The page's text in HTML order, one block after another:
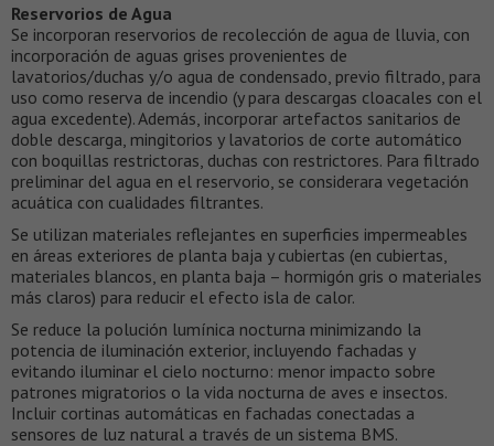
Reservorios de Agua
Se incorporan reservorios de recolección de agua de lluvia, con
incorporación de aguas grises provenientes de
lavatorios/duchas y/o agua de condensado, previo filtrado, para
uso como reserva de incendio (y para descargas cloacales con el
agua excedente). Además, incorporar artefactos sanitarios de
doble descarga, mingitorios y lavatorios de corte automático
con boquillas restrictoras, duchas con restrictores. Para filtrado
preliminar del agua en el reservorio, se considerara vegetación
acuática con cualidades filtrantes.
Se utilizan materiales reflejantes en superficies impermeables
en áreas exteriores de planta baja y cubiertas (en cubiertas,
materiales blancos, en planta baja – hormigón gris o materiales
más claros) para reducir el efecto isla de calor.
Se reduce la polución lumínica nocturna minimizando la
potencia de iluminación exterior, incluyendo fachadas y
evitando iluminar el cielo nocturno: menor impacto sobre
patrones migratorios o la vida nocturna de aves e insectos.
Incluir cortinas automáticas en fachadas conectadas a
sensores de luz natural a través de un sistema BMS.